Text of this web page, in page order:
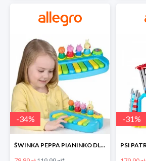
-34%
ŚWINKA PEPPA PIANINKO DLA DZIECI -34%
-31%